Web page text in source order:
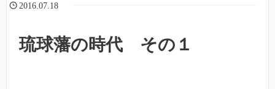
2016.07.18
琉球藩の時代 その１